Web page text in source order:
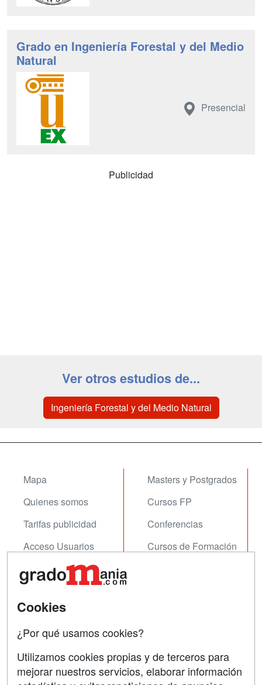
Grado en Ingeniería Forestal y del Medio
Natural
Presencial
Publicidad
Ver otros estudios de...
Ingeniería Forestal y del Medio Natural
Mapa
Quienes somos
Tarifas publicidad
Acceso Usuarios
Acceso Centros
Masters y Postgrados
Cursos FP
Conferencias
Cursos de Formación
Contactar
Copyleft
Cookies
¿Por qué usamos cookies?
Utilizamos cookies propias y de terceros para
mejorar nuestros servicios, elaborar información